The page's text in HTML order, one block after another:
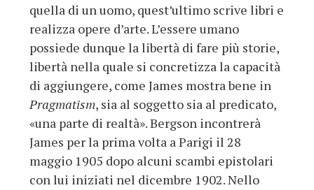
quella di un uomo, quest’ultimo scrive libri e
realizza opere d’arte. L’essere umano
possiede dunque la libertà di fare più storie,
libertà nella quale si concretizza la capacità
di aggiungere, come James mostra bene in
Pragmatism, sia al soggetto sia al predicato,
«una parte di realtà». Bergson incontrerà
James per la prima volta a Parigi il 28
maggio 1905 dopo alcuni scambi epistolari
con lui iniziati nel dicembre 1902. Nello